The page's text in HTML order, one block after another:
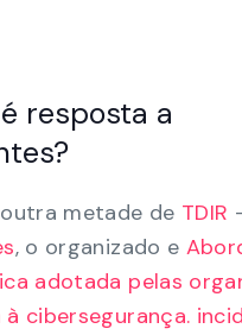
resposta a
metade de TDIR
, o organizado e
adotada pelas
cibersegurança.